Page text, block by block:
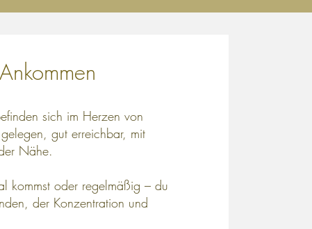
sich im Herzen von
gut erreichbar, mit
Nähe.
kommst oder regelmäßig – du
der Konzentration und